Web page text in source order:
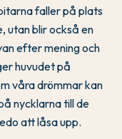
faller på plats
utan blir också en
efter mening och
huvudet på
våra drömmar kan
nycklarna till de
att låsa upp.